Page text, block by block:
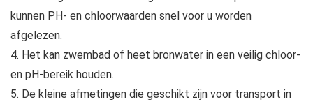
kunnen PH- en chloorwaarden snel voor u worden
afgelezen.
4. Het kan zwembad of heet bronwater in een veilig chloor-
en pH-bereik houden.
5. De kleine afmetingen die geschikt zijn voor transport in